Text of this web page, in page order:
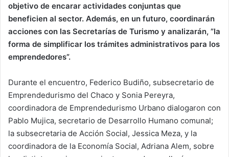
objetivo de encarar actividades conjuntas que
beneficien al sector. Además, en un futuro, coordinarán
acciones con las Secretarías de Turismo y analizarán, ”la
forma de simplificar los trámites administrativos para los
emprendedores”.
Durante el encuentro, Federico Budiño, subsecretario de
Emprendedurismo del Chaco y Sonia Pereyra,
coordinadora de Emprendedurismo Urbano dialogaron con
Pablo Mujica, secretario de Desarrollo Humano comunal;
la subsecretaria de Acción Social, Jessica Meza, y la
coordinadora de la Economía Social, Adriana Alem, sobre